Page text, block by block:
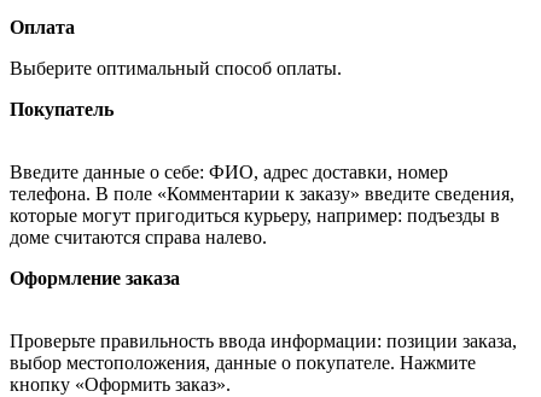
Оплата
Выберите оптимальный способ оплаты.
Покупатель
Введите данные о себе: ФИО, адрес доставки, номер
телефона. В поле «Комментарии к заказу» введите сведения,
которые могут пригодиться курьеру, например: подъезды в
доме считаются справа налево.
Оформление заказа
Проверьте правильность ввода информации: позиции заказа,
выбор местоположения, данные о покупателе. Нажмите
кнопку «Оформить заказ».